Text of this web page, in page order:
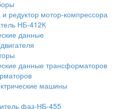
редуктор мотор-компрессора
НБ-412К
данные
данные трансформаторов
машины
фаз-НБ-455